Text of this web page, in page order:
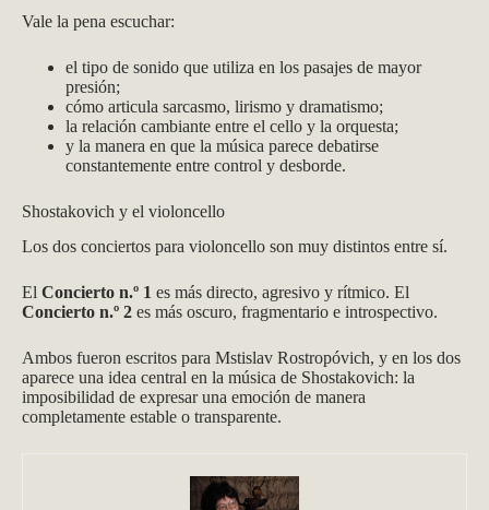
Vale la pena escuchar:
el tipo de sonido que utiliza en los pasajes de mayor
presión;
cómo articula sarcasmo, lirismo y dramatismo;
la relación cambiante entre el cello y la orquesta;
y la manera en que la música parece debatirse
constantemente entre control y desborde.
Shostakovich y el violoncello
Los dos conciertos para violoncello son muy distintos entre sí.
El Concierto n.º 1 es más directo, agresivo y rítmico. El
Concierto n.º 2 es más oscuro, fragmentario e introspectivo.
Ambos fueron escritos para Mstislav Rostropóvich, y en los dos
aparece una idea central en la música de Shostakovich: la
imposibilidad de expresar una emoción de manera
completamente estable o transparente.